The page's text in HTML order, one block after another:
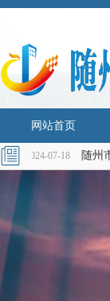
网站首页
网站首页
2024-07-18